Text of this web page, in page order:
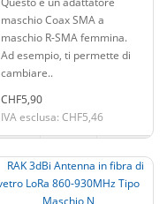
maschio Coax SMA a
maschio R-SMA femmina.
Ad esempio, ti permette di
cambiare..
CHF5,90
IVA esclusa: CHF5,46